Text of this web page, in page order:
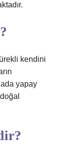
kendini
yapay